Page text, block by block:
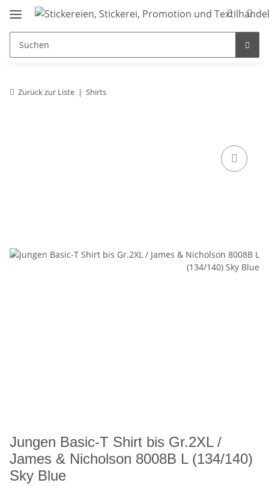
Zurück zur Liste Shirts
Jungen Basic-T Shirt bis Gr.2XL /
James & Nicholson 8008B L (134/140)
Sky Blue